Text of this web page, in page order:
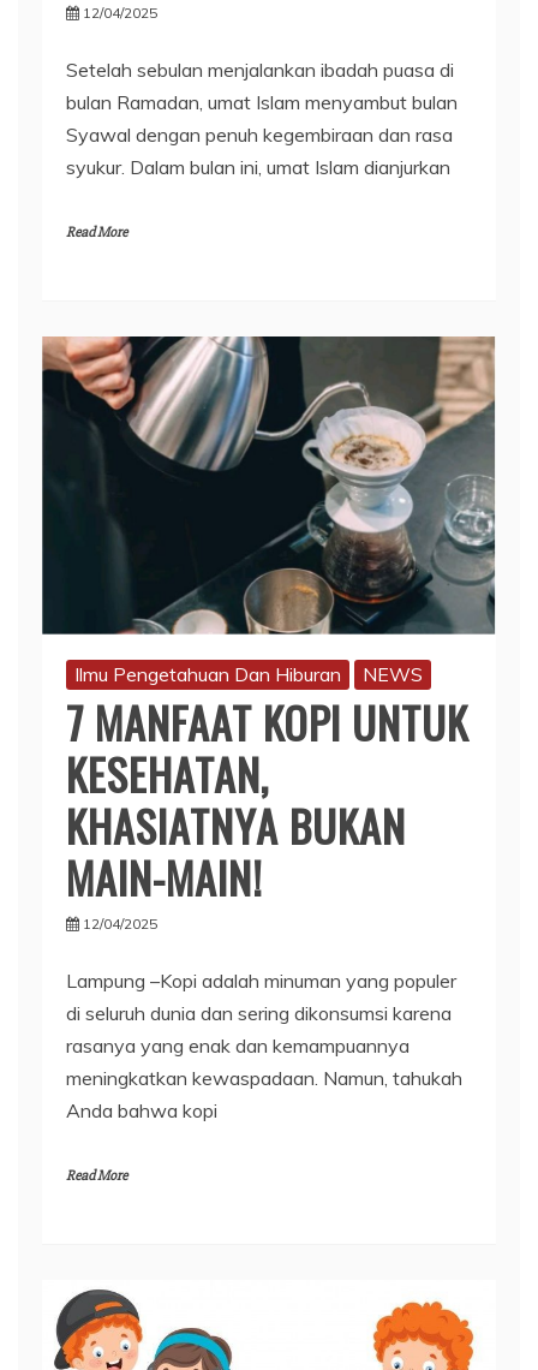
12/04/2025
Setelah sebulan menjalankan ibadah puasa di
bulan Ramadan, umat Islam menyambut bulan
Syawal dengan penuh kegembiraan dan rasa
syukur. Dalam bulan ini, umat Islam dianjurkan
Read More
Ilmu Pengetahuan Dan Hiburan NEWS
7 MANFAAT KOPI UNTUK
KESEHATAN,
KHASIATNYA BUKAN
MAIN-MAIN!
12/04/2025
Lampung –Kopi adalah minuman yang populer
di seluruh dunia dan sering dikonsumsi karena
rasanya yang enak dan kemampuannya
meningkatkan kewaspadaan. Namun, tahukah
Anda bahwa kopi
Read More